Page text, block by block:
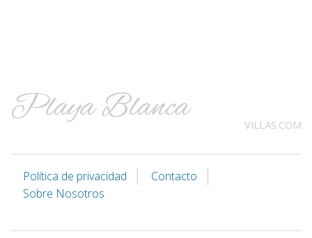
Playa Blanca VILLAS.COM
Política de privacidad
Contacto
Sobre Nosotros